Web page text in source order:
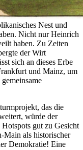
Nest und
Nicht nur Heinrich
haben. Zu Zeiten
der Wirt
sich an dieses Erbe
und Mainz, um
das die
würde der
gut zu Gesicht
Main als historischer
Demokratie! Eine